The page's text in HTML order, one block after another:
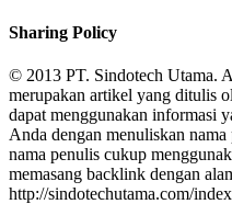
Sharing Policy
© 2013 PT. Sindotech Utama.
merupakan artikel yang ditulis
dapat menggunakan informasi
Anda dengan menuliskan
nama penulis cukup
memasang backlink dengan
http://sindotechutama.com/